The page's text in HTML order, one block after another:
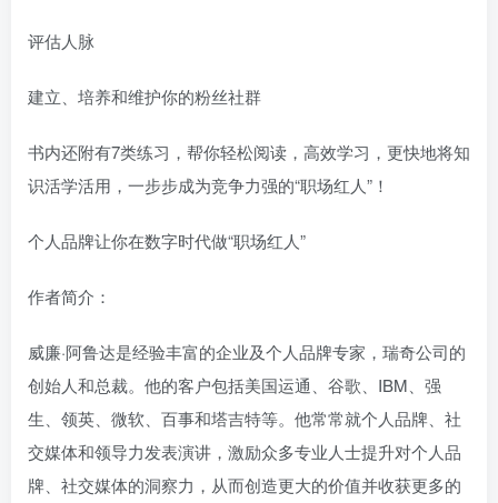
评估人脉
建立、培养和维护你的粉丝社群
书内还附有7类练习，帮你轻松阅读，高效学习，更快地将知
识活学活用，一步步成为竞争力强的“职场红人”！
个人品牌让你在数字时代做“职场红人”
作者简介：
威廉·阿鲁达是经验丰富的企业及个人品牌专家，瑞奇公司的
创始人和总裁。他的客户包括美国运通、谷歌、IBM、强
生、领英、微软、百事和塔吉特等。他常常就个人品牌、社
交媒体和领导力发表演讲，激励众多专业人士提升对个人品
牌、社交媒体的洞察力，从而创造更大的价值并收获更多的